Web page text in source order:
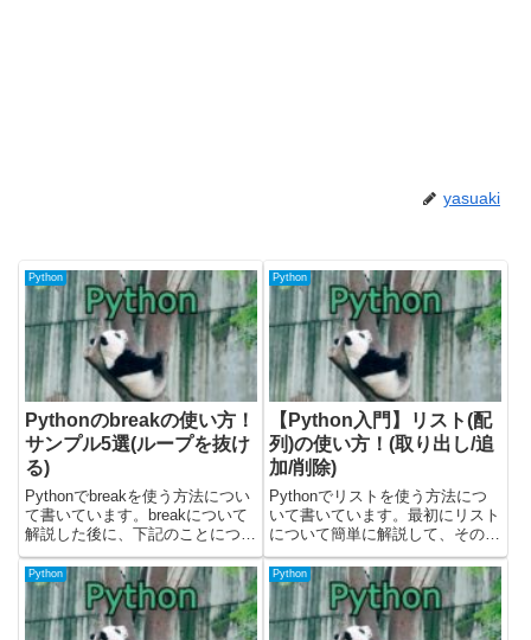
yasuaki
Python
Pythonのbreakの使い方！
サンプル5選(ループを抜け
る)
Pythonでbreakを使う方法につい
て書いています。breakについて
解説した後に、下記のことについ
て書いています。・breakはwhile
で使えるか？・２重ループなど、
深い階層で使うと？・ループの外
でbreakする・breakとcon...
Python
【Python入門】リスト(配
列)の使い方！(取り出し/追
加/削除)
Pythonでリストを使う方法につ
いて書いています。最初にリスト
について簡単に解説して、その後
に実際に動作するコードを書いて
います。載せているコードは
Pythonのバージョン3.9.1で確認
しました。Pythonのリスト(配列)
とは？変数だ...
Python Python